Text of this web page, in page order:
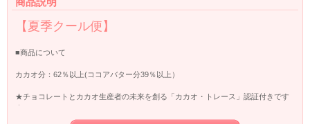
【夏季クール便】
■商品について
カカオ分：62％以上(ココアバター分39％以上）
★チョコレートとカカオ生産者の未来を創る「カカオ・トレース」認証付きです
★